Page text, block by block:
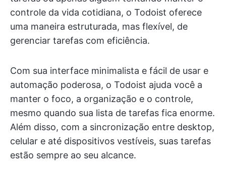
controle da vida cotidiana, o Todoist oferece
uma maneira estruturada, mas flexível, de
gerenciar tarefas com eficiência.
Com sua interface minimalista e fácil de usar e
automação poderosa, o Todoist ajuda você a
manter o foco, a organização e o controle,
mesmo quando sua lista de tarefas fica enorme.
Além disso, com a sincronização entre desktop,
celular e até dispositivos vestíveis, suas tarefas
estão sempre ao seu alcance.